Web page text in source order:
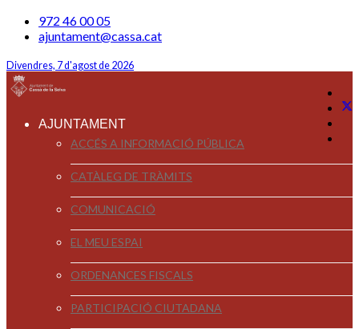
972 46 00 05
ajuntament@cassa.cat
Divendres, 7 d'agost de 2026
AJUNTAMENT
ACCÉS A INFORMACIÓ PÚBLICA
CATÀLEG DE TRÀMITS
COMUNICACIÓ
EL MEU ESPAI
ORDENANCES FISCALS
PARTICIPACIÓ CIUTADANA